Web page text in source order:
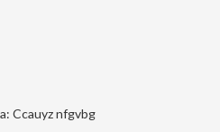
Ccauyz nfgvbg